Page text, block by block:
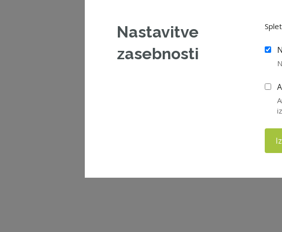
Nastavitve
zasebnosti